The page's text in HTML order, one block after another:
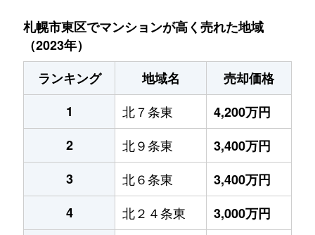
札幌市東区でマンションが高く売れた地域
（2023年）
ランキング
地域名
売却価格
1
北７条東
4,200万円
2
北９条東
3,400万円
3
北６条東
3,400万円
4
北２４条東
3,000万円